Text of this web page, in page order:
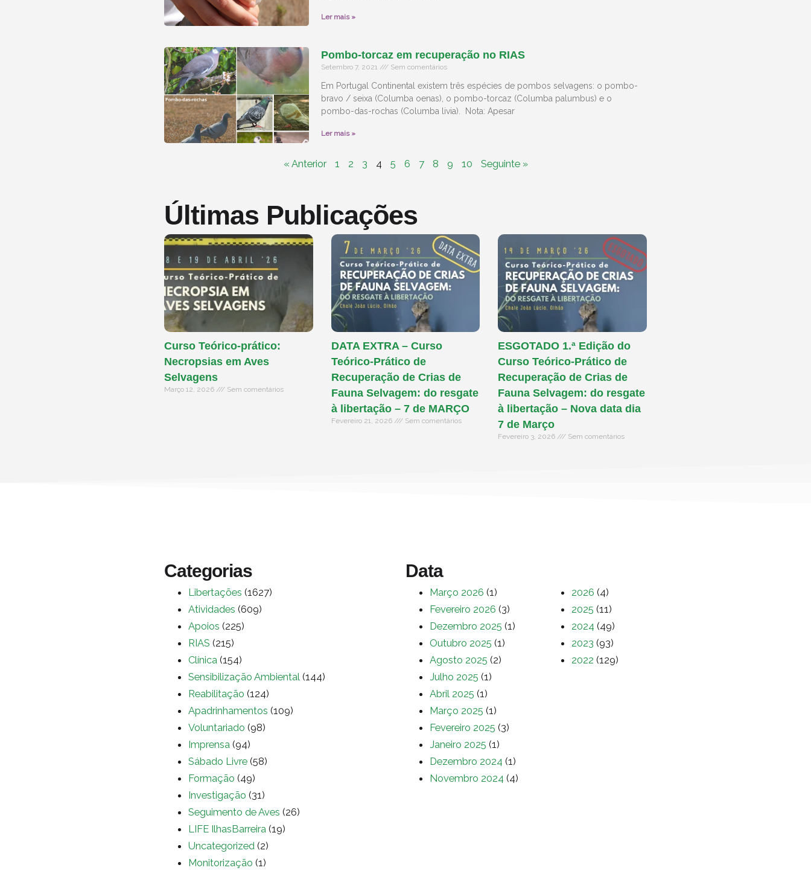
Ler mais »
Pombo-torcaz em recuperação no RIAS
Setembro 7, 2021 Sem comentários
Em Portugal Continental existem três espécies de pombos selvagens: o pombo-
bravo / seixa (Columba oenas), o pombo-torcaz (Columba palumbus) e o
pombo-das-rochas (Columba livia). Nota: Apesar
Ler mais »
« Anterior 1 2 3 4 5 6 7 8 9 10 Seguinte »
Últimas Publicações
Curso Teórico-prático:
Necropsias em Aves
Selvagens
Março 12, 2026 Sem comentários
DATA EXTRA – Curso
Teórico-Prático de
Recuperação de Crias de
Fauna Selvagem: do resgate
à libertação – 7 de MARÇO
Fevereiro 21, 2026 Sem comentários
ESGOTADO 1.ª Edição do
Curso Teórico-Prático de
Recuperação de Crias de
Fauna Selvagem: do resgate
à libertação – Nova data dia
7 de Março
Fevereiro 3, 2026 Sem comentários
Categorias
Libertações (1627)
Atividades (609)
Apoios (225)
RIAS (215)
Clínica (154)
Sensibilização Ambiental (144)
Reabilitação (124)
Apadrinhamentos (109)
Voluntariado (98)
Imprensa (94)
Sábado Livre (58)
Formação (49)
Investigação (31)
Seguimento de Aves (26)
LIFE IlhasBarreira (19)
Uncategorized (2)
Monitorização (1)
Data
Março 2026 (1)
Fevereiro 2026 (3)
Dezembro 2025 (1)
Outubro 2025 (1)
Agosto 2025 (2)
Julho 2025 (1)
Abril 2025 (1)
Março 2025 (1)
Fevereiro 2025 (3)
Janeiro 2025 (1)
Dezembro 2024 (1)
Novembro 2024 (4)
2026 (4)
2025 (11)
2024 (49)
2023 (93)
2022 (129)